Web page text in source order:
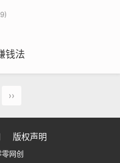
钱法
››
版权声明
网创